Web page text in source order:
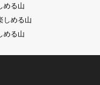
める山
しめる山
める山